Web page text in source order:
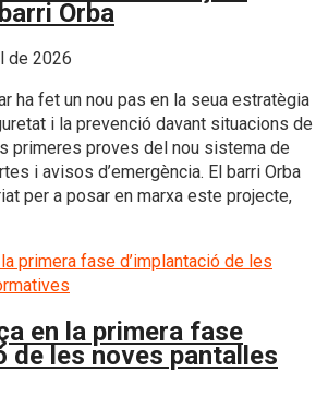
Orba
de 2026
ha fet un nou pas en la seua estratègia
i la prevenció davant situacions de
primeres proves del nou sistema de
i avisos d’emergència. El barri Orba
per a posar en marxa este projecte,
en la primera fase
de les noves pantalles